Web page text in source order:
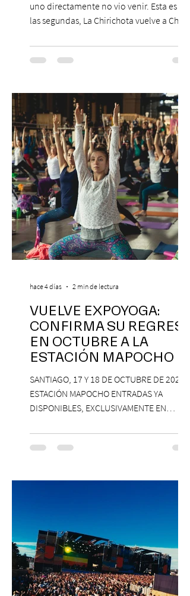
uno directamente no vio venir. Esta es de
las segundas, La Chirichota vuelve a Chile.
Después de agotar entradas en su primer
paso por Santiago en 2025, el grupo
retorna al Teatro Estudio 13 con dos
funciones, el 14 y 15 de agosto de 2026,
para que nadie se quede con las ganas (de
nuevo). Llegan con la confianza de quien
ha hecho sold-out en Colombia, Miami,
VUELVE EXPOYOGA:
CONFIRMA SU REGRESO
EN OCTUBRE A LA
ESTACIÓN MAPOCHO
SANTIAGO, 17 Y 18 DE OCTUBRE DE 2026,
ESTACIÓN MAPOCHO ENTRADAS YA
DISPONIBLES, EXCLUSIVAMENTE EN
con una edición renovada que reunirá
yoga, bienestar y vida consciente, con la
Antonella Orsini, Yoga Woman y más
Centro Cultural Estación Mapocho, espacio
que albergará durante dos jornadas una
pro
hace 4 días 2 min de lectura